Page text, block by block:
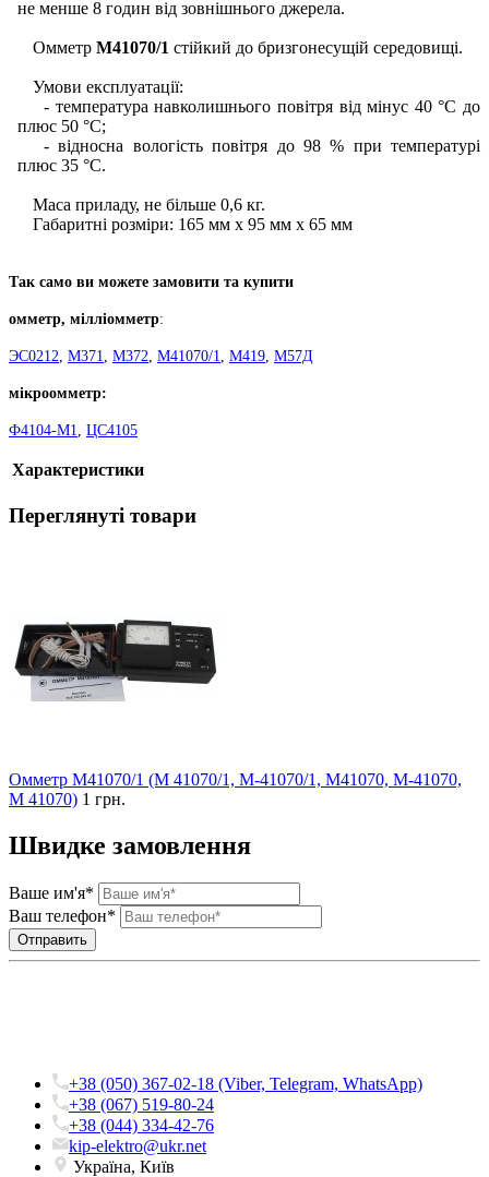
не менше 8 годин від зовнішнього джерела.
ОмметрМ41070/1 стійкий до бризгонесущій середовищі.
Умови експлуатації:
- температура навколишнього повітря від мінус 40 °С до
плюс 50 °С;
- відносна вологість повітря до 98 % при температурі
плюс 35 °С.
Маса приладу, не більше 0,6 кг.
Габаритні розміри: 165 мм х 95 мм х 65 мм
Так само ви можете замовити та купити
омметр, мілліомметр:
ЭС0212 М371 М372 М41070/1 М419 М57Д
мікроомметр:
Ф4104-М1 ЦС4105
Характеристики
Переглянуті товари
Омметр М41070/1 (М 41070/1, М-41070/1, М41070, М-41070,
М 41070) 1 грн.
Швидке замовлення
Ваше им'я*
Ваш телефон*
+38 (050) 367-02-18 (Viber, Telegram, WhatsApp)
+38 (067) 519-80-24
+38 (044) 334-42-76
kip-elektro@ukr.net
Україна, Київ